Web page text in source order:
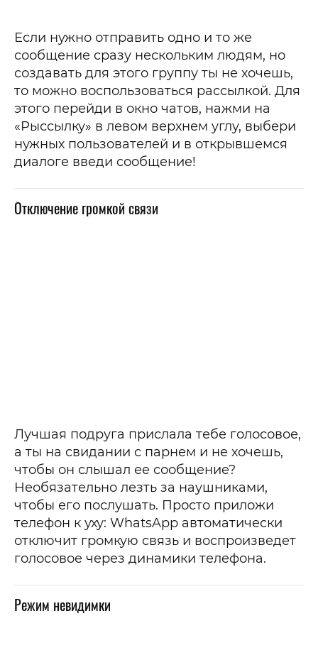
Если нужно отправить одно и то же
сообщение сразу нескольким людям, но
создавать для этого группу ты не хочешь,
то можно воспользоваться рассылкой. Для
этого перейди в окно чатов, нажми на
«Рыссылку» в левом верхнем углу, выбери
нужных пользователей и в открывшемся
диалоге введи сообщение!
Отключение громкой связи
Лучшая подруга прислала тебе голосовое,
а ты на свидании с парнем и не хочешь,
чтобы он слышал ее сообщение?
Необязательно лезть за наушниками,
чтобы его послушать. Просто приложи
телефон к уху: WhatsApp автоматически
отключит громкую связь и воспроизведет
голосовое через динамики телефона.
Режим невидимки